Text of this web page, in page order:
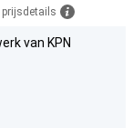
prijsdetails
van KPN